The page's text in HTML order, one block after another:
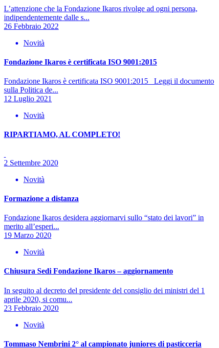
L’attenzione che la Fondazione Ikaros rivolge ad ogni persona,
indipendentemente dalle s...
26 Febbraio 2022
Novità
Fondazione Ikaros è certificata ISO 9001:2015
Fondazione Ikaros è certificata ISO 9001:2015 Leggi il documento
sulla Politica de...
12 Luglio 2021
Novità
RIPARTIAMO, AL COMPLETO!
2 Settembre 2020
Novità
Formazione a distanza
Fondazione Ikaros desidera aggiornarvi sullo “stato dei lavori” in
merito all’esperi...
19 Marzo 2020
Novità
Chiusura Sedi Fondazione Ikaros – aggiornamento
In seguito al decreto del presidente del consiglio dei ministri del 1
aprile 2020, si comu...
23 Febbraio 2020
Novità
Tommaso Nembrini 2° al campionato juniores di pasticceria